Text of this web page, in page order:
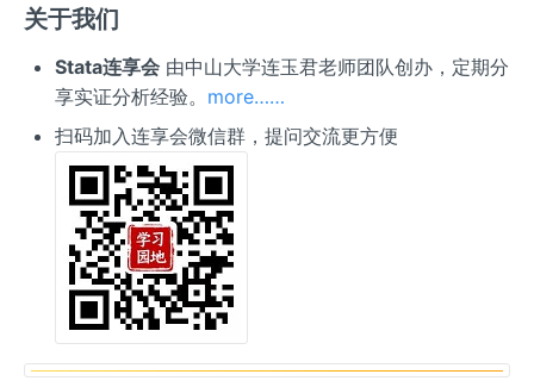
关于我们
Stata连享会由中山大学连玉君老师团队创办，定期分
享实证分析经验。 more……
扫码加入连享会微信群，提问交流更方便